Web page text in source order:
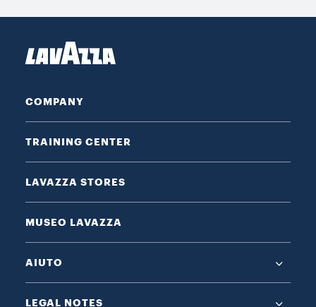
COMPANY
TRAINING CENTER
LAVAZZA STORES
MUSEO LAVAZZA
AIUTO
LEGAL NOTES